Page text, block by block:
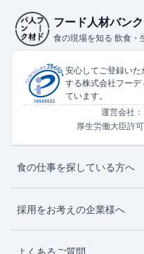
フード人材バンク
食の現場を知る 飲食・
安心してご登録い
する株式会社フーデ
ています。
運営会社：
厚生労働大臣許可
食の仕事を探している方へ
採用をお考えの企業様へ
よくあるご質問